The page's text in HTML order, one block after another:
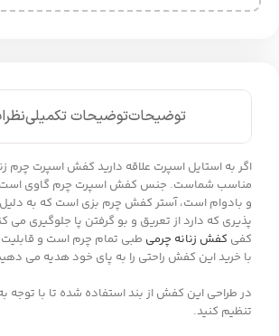
توضیحاتتوضیحات تکمیلی
مناسب شماست. جنس کفش اسپرت چرم گاوی است
و بادوام است، آستر کفش چرم بزی است که به
پذیری که دارد از تعریق و بو گرفتن پا جلوگیری
کفی کفش زنانه چرمی طبی تمام چرم است و قابلیت
با خرید این کفش راحتی را به پای خود هدیه می
در طراحی این کفش از بند استفاده شده تا با توجه
تنظیم کنید.